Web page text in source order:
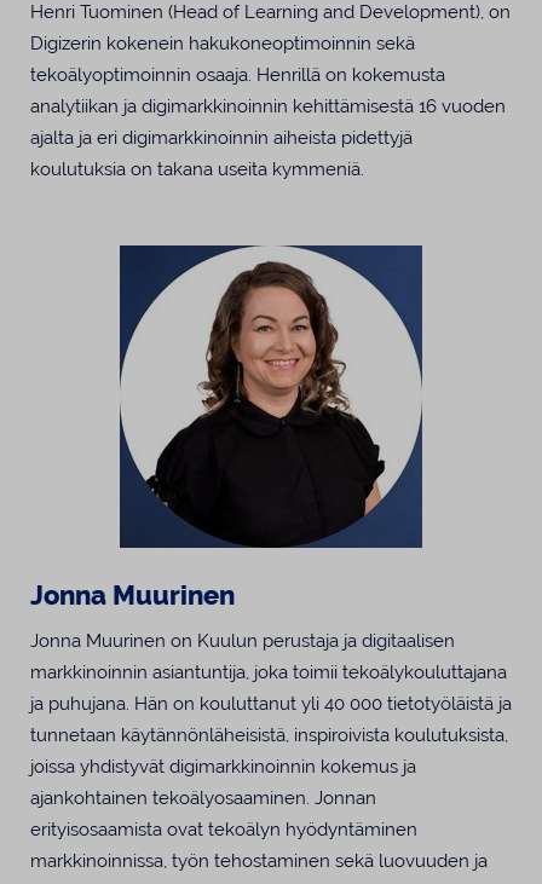
Henri Tuominen (Head of Learning and Development), on
Digizerin kokenein hakukoneoptimoinnin sekä
tekoälyoptimoinnin osaaja. Henrillä on kokemusta
analytiikan ja digimarkkinoinnin kehittämisestä 16 vuoden
ajalta ja eri digimarkkinoinnin aiheista pidettyjä
koulutuksia on takana useita kymmeniä.
Jonna Muurinen
Jonna Muurinen on Kuulun perustaja ja digitaalisen
markkinoinnin asiantuntija, joka toimii tekoälykouluttajana
ja puhujana. Hän on kouluttanut yli 40 000 tietotyöläistä ja
tunnetaan käytännönläheisistä, inspiroivista koulutuksista,
joissa yhdistyvät digimarkkinoinnin kokemus ja
ajankohtainen tekoälyosaaminen. Jonnan
erityisosaamista ovat tekoälyn hyödyntäminen
markkinoinnissa, työn tehostaminen sekä luovuuden ja